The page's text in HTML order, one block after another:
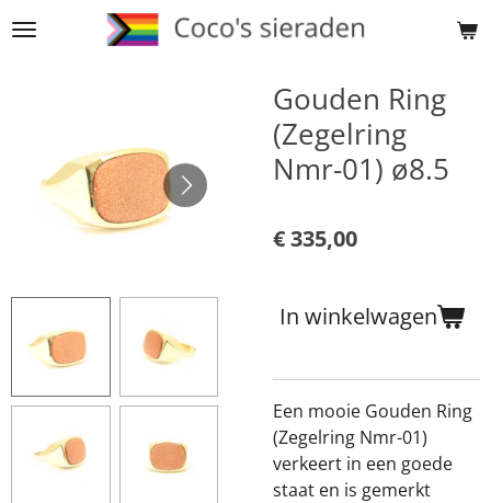
Ga
Gouden Ring
(Zegelring
Nmr-01) ø8.5
€ 335,00
In winkelwagen
Een mooie Gouden Ring
(Zegelring Nmr-01)
verkeert in een goede
staat en is gemerkt